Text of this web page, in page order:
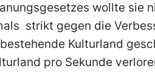
wollte sie
strikt gegen die
Kulturland
pro Sekunde